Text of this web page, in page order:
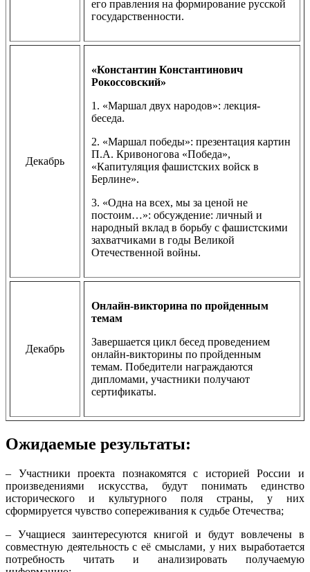
его правления на формирование русской
государственности.
Декабрь
«Константин Константинович
Рокоссовский»
1. «Маршал двух народов»: лекция-
беседа.
2. «Маршал победы»: презентация картин
П.А. Кривоногова «Победа»,
«Капитуляция фашистских войск в
Берлине».
3. «Одна на всех, мы за ценой не
постоим…»: обсуждение: личный и
народный вклад в борьбу с фашистскими
захватчиками в годы Великой
Отечественной войны.
Декабрь
Онлайн-викторина по пройденным
темам
Завершается цикл бесед проведением
онлайн-викторины по пройденным
темам. Победители награждаются
дипломами, участники получают
сертификаты.
Ожидаемые результаты:
– Участники проекта познакомятся с историей России и
произведениями искусства, будут понимать единство
исторического и культурного поля страны, у них
сформируется чувство сопереживания к судьбе Отечества;
– Учащиеся заинтересуются книгой и будут вовлечены в
совместную деятельность с её смыслами, у них выработается
потребность читать и анализировать получаемую